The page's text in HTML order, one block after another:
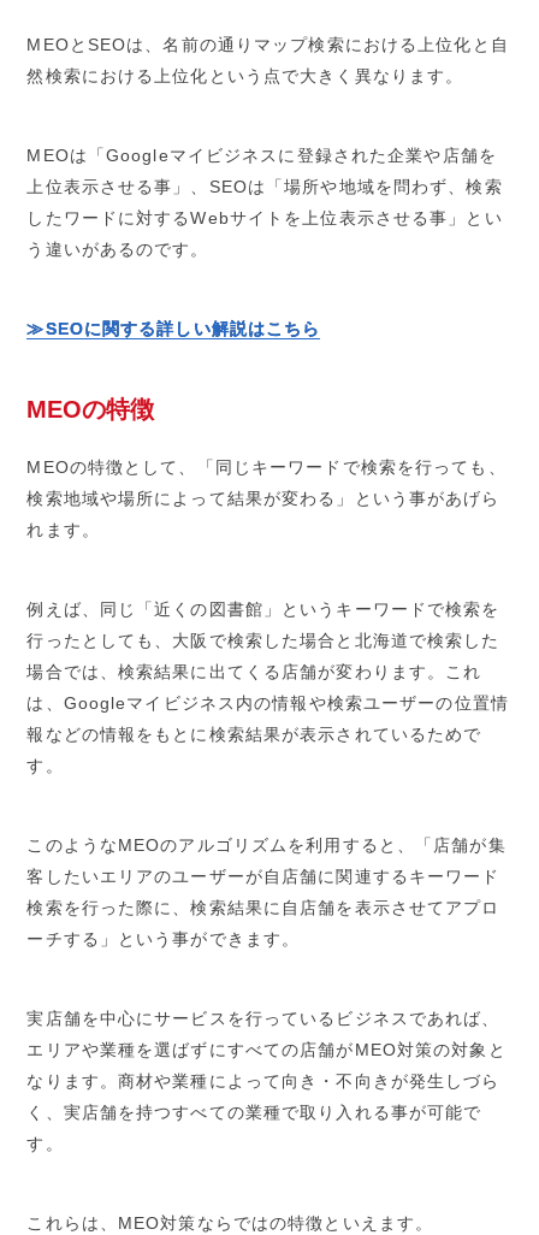
MEOとSEOは、名前の通りマップ検索における上位化と自
然検索における上位化という点で大きく異なります。
MEOは「Googleマイビジネスに登録された企業や店舗を
上位表示させる事」、SEOは「場所や地域を問わず、検索
したワードに対するWebサイトを上位表示させる事」とい
う違いがあるのです。
≫SEOに関する詳しい解説はこちら
MEOの特徴
MEOの特徴として、「同じキーワードで検索を行っても、
検索地域や場所によって結果が変わる」という事があげら
れます。
例えば、同じ「近くの図書館」というキーワードで検索を
行ったとしても、大阪で検索した場合と北海道で検索した
場合では、検索結果に出てくる店舗が変わります。これ
は、Googleマイビジネス内の情報や検索ユーザーの位置情
報などの情報をもとに検索結果が表示されているためで
す。
このようなMEOのアルゴリズムを利用すると、「店舗が集
客したいエリアのユーザーが自店舗に関連するキーワード
検索を行った際に、検索結果に自店舗を表示させてアプロ
ーチする」という事ができます。
実店舗を中心にサービスを行っているビジネスであれば、
エリアや業種を選ばずにすべての店舗がMEO対策の対象と
なります。商材や業種によって向き・不向きが発生しづら
く、実店舗を持つすべての業種で取り入れる事が可能で
す。
これらは、MEO対策ならではの特徴といえます。